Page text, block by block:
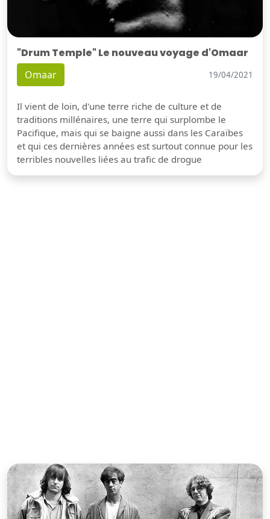
"Drum Temple" Le nouveau voyage d'Omaar
Omaar 19/04/2021
Il vient de loin, d'une terre riche de culture et de
traditions millénaires, une terre qui surplombe le
Pacifique, mais qui se baigne aussi dans les Caraïbes
et qui ces dernières années est surtout connue pour les
terribles nouvelles liées au trafic de drogue